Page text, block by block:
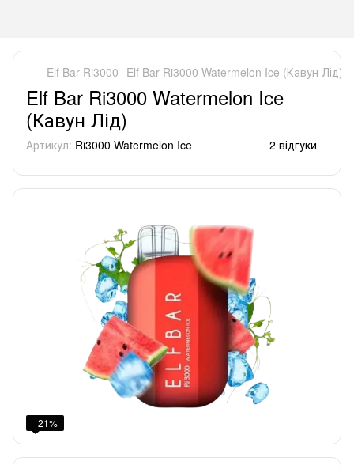
Elf Bar Ri3000 Elf Bar Ri3000 Watermelon Ice (Кавун Лід)
Elf Bar Ri3000 Watermelon Ice
(Кавун Лід)
Артикул: Ri3000 Watermelon Ice 2 відгуки
−21%